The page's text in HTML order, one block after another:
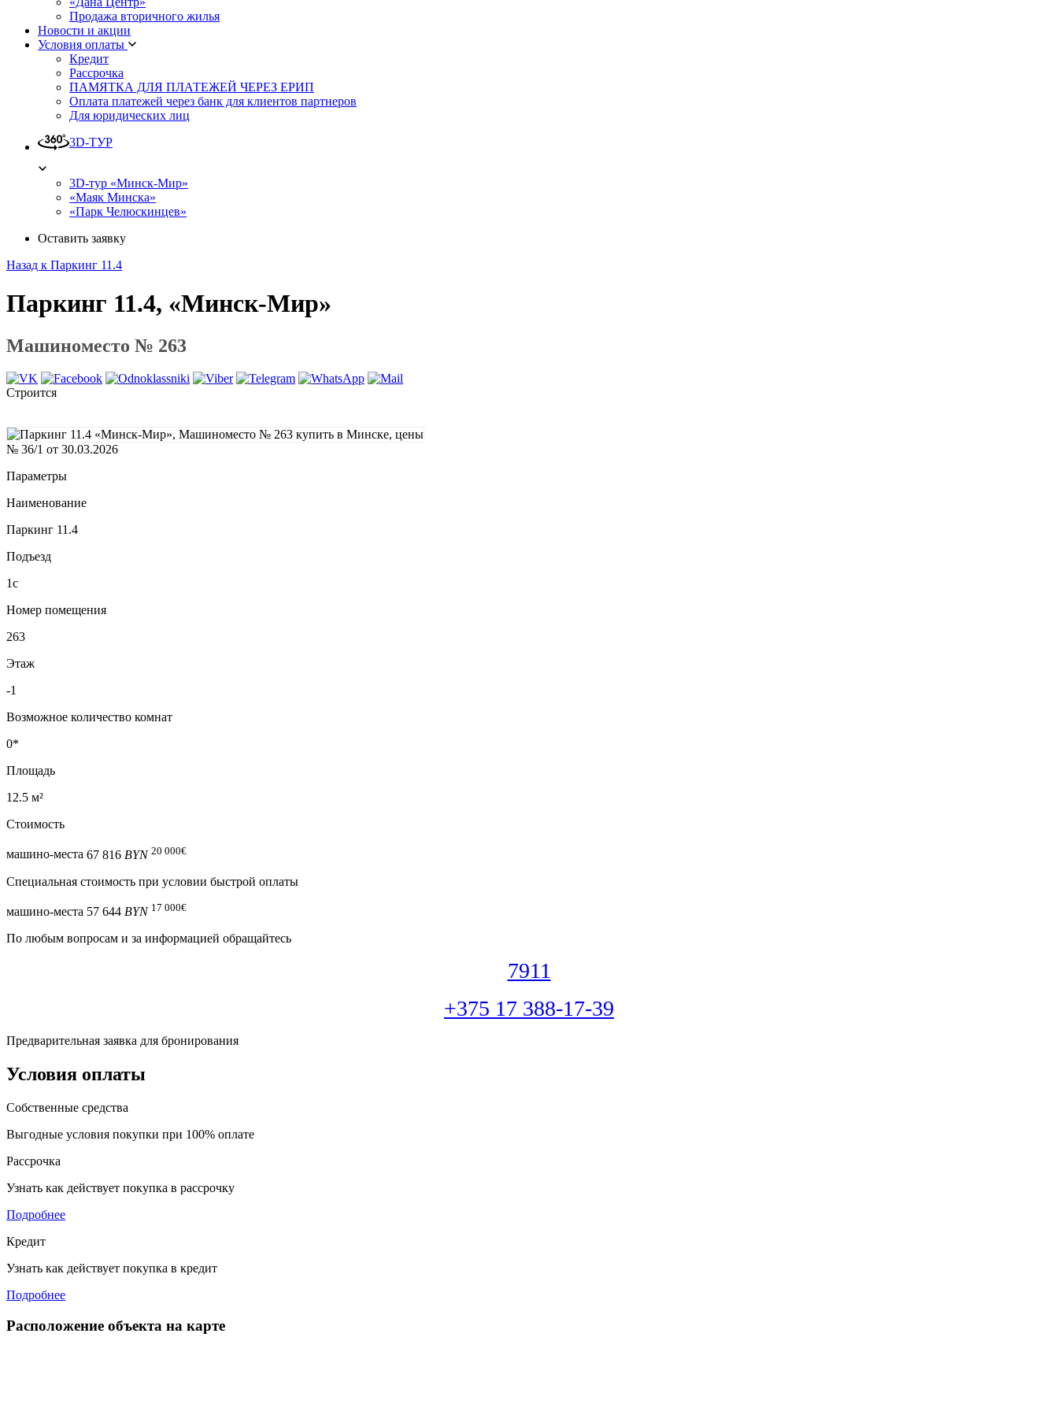
Продажа вторичного жилья
Новости и акции
Условия оплаты
Кредит
Рассрочка
ПАМЯТКА ДЛЯ ПЛАТЕЖЕЙ ЧЕРЕЗ ЕРИП
Оплата платежей через банк для клиентов партнеров
Для юридических лиц
3D-ТУР
3D-тур «Минск-Мир»
«Маяк Минска»
«Парк Челюскинцев»
Оставить заявку
Назад к Паркинг 11.4
Паркинг 11.4, «Минск-Мир»
Машиноместо № 263
Строится
№ 36/1 от 30.03.2026
Параметры
Наименование
Паркинг 11.4
Подъезд
1с
Номер помещения
263
Этаж
-1
Возможное количество комнат
0*
Площадь
12.5 м²
Стоимость
машино-места 67 816 BYN 20 000€
Специальная cтоимость при условии быстрой оплаты
машино-места 57 644 BYN 17 000€
По любым вопросам и за информацией обращайтесь
7911
+375 17 388-17-39
Предварительная заявка для бронирования
Условия оплаты
Собственные средства
Выгодные условия покупки при 100% оплате
Рассрочка
Узнать как действует покупка в рассрочку
Подробнее
Кредит
Узнать как действует покупка в кредит
Подробнее
Расположение объекта на карте